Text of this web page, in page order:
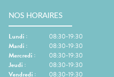
NOS HORAIRES
Lundi :
08:30-19:30
Mardi :
08:30-19:30
Mercredi :
08:30-19:30
Jeudi :
08:30-19:30
Vendredi :
08:30-19:30